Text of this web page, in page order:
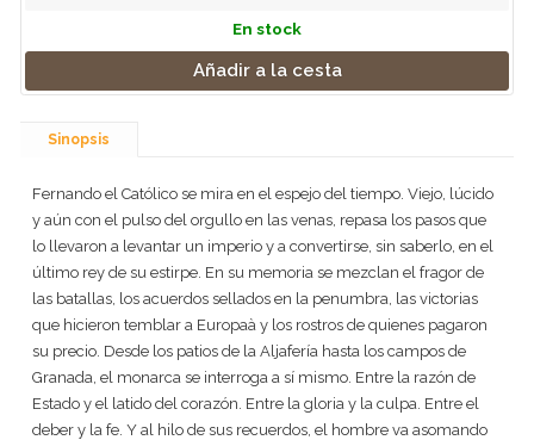
En stock
Añadir a la cesta
Sinopsis
Fernando el Católico se mira en el espejo del tiempo. Viejo, lúcido
y aún con el pulso del orgullo en las venas, repasa los pasos que
lo llevaron a levantar un imperio y a convertirse, sin saberlo, en el
último rey de su estirpe. En su memoria se mezclan el fragor de
las batallas, los acuerdos sellados en la penumbra, las victorias
que hicieron temblar a Europaà y los rostros de quienes pagaron
su precio. Desde los patios de la Aljafería hasta los campos de
Granada, el monarca se interroga a sí mismo. Entre la razón de
Estado y el latido del corazón. Entre la gloria y la culpa. Entre el
deber y la fe. Y al hilo de sus recuerdos, el hombre va asomando